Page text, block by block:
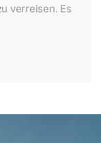
verreisen. Es